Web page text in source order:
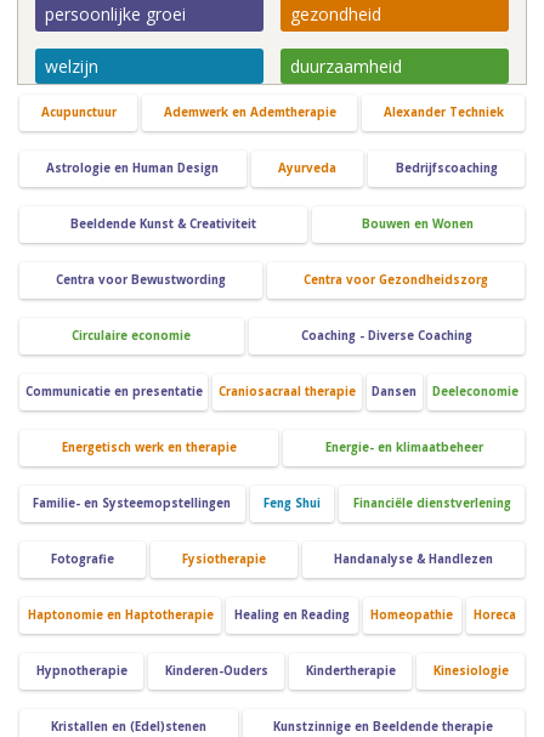
persoonlijke groei gezondheid
welzijn duurzaamheid
Acupunctuur Ademwerk en Ademtherapie Alexander Techniek
Astrologie en Human Design Ayurveda Bedrijfscoaching
Beeldende Kunst & Creativiteit Bouwen en Wonen
Centra voor Bewustwording Centra voor Gezondheidszorg
Circulaire economie Coaching - Diverse Coaching
Communicatie en presentatie Craniosacraal therapie Dansen Deeleconomie
Energetisch werk en therapie Energie- en klimaatbeheer
Familie- en Systeemopstellingen Feng Shui Financiële dienstverlening
Fotografie Fysiotherapie Handanalyse & Handlezen
Haptonomie en Haptotherapie Healing en Reading Homeopathie Horeca
Hypnotherapie Kinderen-Ouders Kindertherapie Kinesiologie
Kristallen en (Edel)stenen Kunstzinnige en Beeldende therapie